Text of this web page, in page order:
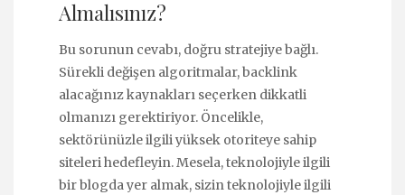
Almalısınız?
Bu sorunun cevabı, doğru stratejiye bağlı.
Sürekli değişen algoritmalar, backlink
alacağınız kaynakları seçerken dikkatli
olmanızı gerektiriyor. Öncelikle,
sektörünüzle ilgili yüksek otoriteye sahip
siteleri hedefleyin. Mesela, teknolojiyle ilgili
bir blogda yer almak, sizin teknolojiyle ilgili